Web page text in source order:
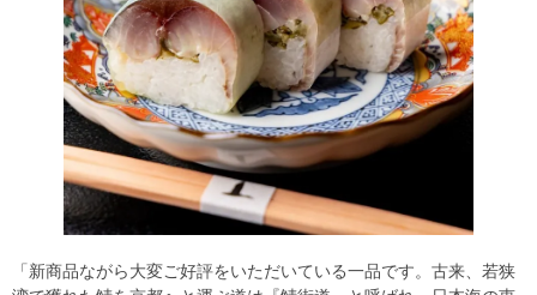
「新商品ながら大変ご好評をいただいている一品です。古来、若狭